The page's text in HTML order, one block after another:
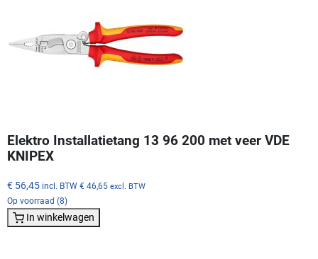
Elektro Installatietang 13 96 200 met veer VDE
KNIPEX
€ 56,45 incl. BTW € 46,65 excl. BTW
Op voorraad (8)
In winkelwagen